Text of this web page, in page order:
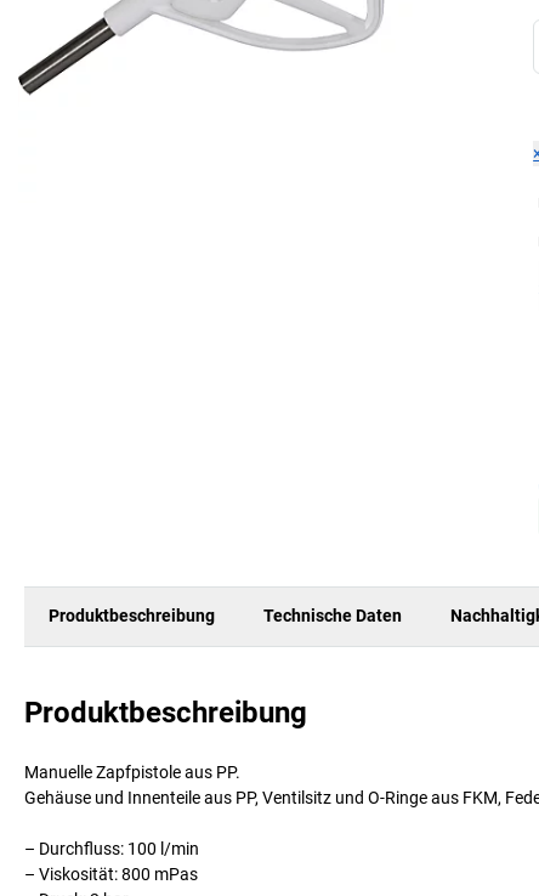
Produktbeschreibung Technische Daten
Produktbeschreibung
Manuelle Zapfpistole aus PP.
Gehäuse und Innenteile aus PP, Ventilsitz und O-Ringe aus FKM,
– Durchfluss: 100 l/min
– Viskosität: 800 mPas